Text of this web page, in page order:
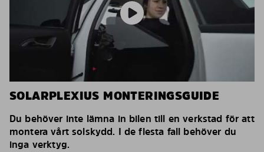
SOLARPLEXIUS MONTERINGSGUIDE
Du behöver inte lämna in bilen till en verkstad för att
montera vårt solskydd. I de flesta fall behöver du
inga verktyg.